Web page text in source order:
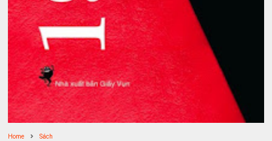
Home Sách